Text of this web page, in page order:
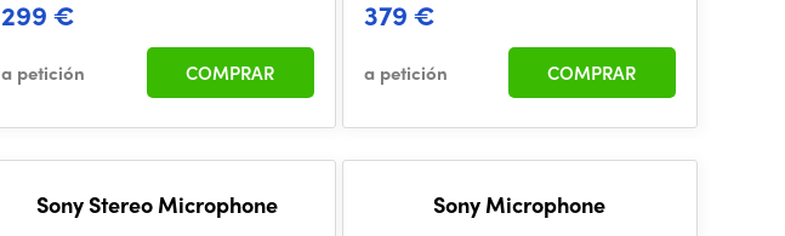
299 €
a petición COMPRAR
379 €
a petición COMPRAR
Sony Stereo Microphone Sony Microphone